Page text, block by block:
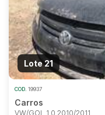
Lote 21
COD. 19937
Carros
VW/GOL 1.0 2010/2011